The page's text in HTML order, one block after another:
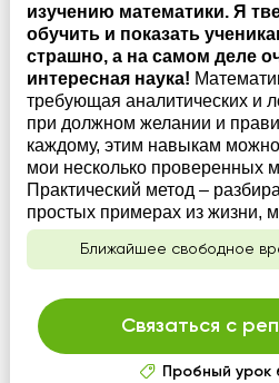
изучению математики. Я
обучить и показать
страшно, а на самом деле
интересная наука!
требующая аналитических и
при должном желании и
каждому, этим навыкам можно
мои несколько проверенных
Практический метод –
простых примерах из жизни,
Ближайшее свободное
Связаться с
Пробный урок